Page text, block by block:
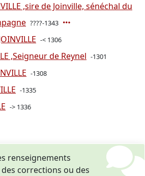
,sire de Joinville, sénéchal du
????-1343
-< 1306
,Seigneur de Reynel -1301
-1308
-1335
-> 1336
renseignements
corrections ou des